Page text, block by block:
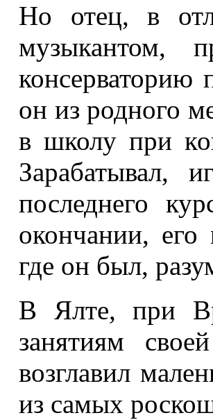
Но отец, в
музыкантом,
консерваторию
он из родного
в школу при
Зарабатывал,
последнего
окончании,
где он был,
В Ялте, при
занятиям
возглавил
из самых